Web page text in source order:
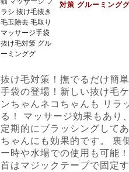
対策 グルーミング
抜け毛対策！撫でるだけ簡
手袋の登場！新しい抜け毛
ンちゃんネコちゃんも リラ
る！ マッサージ効果もあ
定期的にブラッシングして
ちゃんにも効果的です。 裏
ー時や水場での使用も可能
首はマジックテープで固定